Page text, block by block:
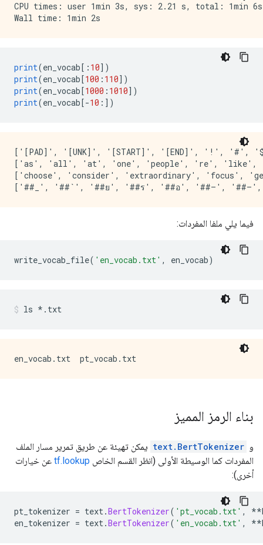
CPU times: user 1min 3s, sys: 2.21 s, total: 1min 6s
print(en_vocab[: 10])
print(en_vocab[100 : 110])
print(en_vocab[1000 : 1010])
print(en_vocab[-10 :])
['[PAD]', '[UNK]', '[START]', '[END]', '!',
['as', 'all', 'at', 'one', 'people', 're',
['choose', 'consider', 'extraordinary',
فيما يلي ملفا المفردات:
write_vocab_file( 'en_vocab.txt' , en_vocab)
ls *. txt
بناء الرمز المميز
و text.BertTokenizer يمكن تهيئة عن طريق تمرير مسار الملف
المفردات كما الوسيطة الأولى (انظر القسم الخاص tf.lookup عن خيارات
أخرى):
pt_tokenizer = text.BertTokenizer( 'pt_vocab.txt' , **
en_tokenizer = text.BertTokenizer( 'en_vocab.txt' , **